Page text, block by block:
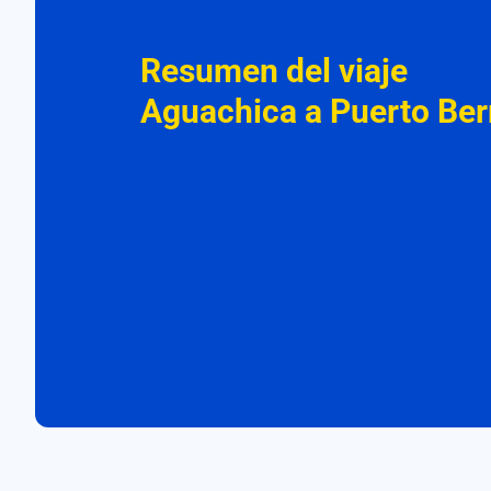
Resumen del viaje
Aguachica a Puerto